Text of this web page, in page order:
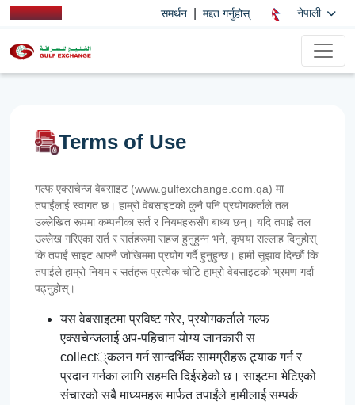
समर्थन मद्दत गर्नुहोस् नेपाली
Terms of Use
गल्फ एक्सचेन्ज वेबसाइट (www.gulfexchange.com.qa) मा
तपाईंलाई स्वागत छ। हाम्रो वेबसाइटको कुनै पनि प्रयोगकर्ताले तल
उल्लेखित रूपमा कम्पनीका सर्त र नियमहरूसँग बाध्य छन्। यदि तपाईं तल
उल्लेख गरिएका सर्त र सर्तहरूमा सहज हुनुहुन्न भने, कृपया सल्लाह दिनुहोस्
कि तपाईं साइट आफ्नै जोखिममा प्रयोग गर्दै हुनुहुन्छ। हामी सुझाव दिन्छौं कि
तपाईले हाम्रो नियम र सर्तहरू प्रत्येक चोटि हाम्रो वेबसाइटको भ्रमण गर्दा
पढ्नुहोस्।
यस वेबसाइटमा प्रविष्ट गरेर, प्रयोगकर्ताले गल्फ
एक्सचेन्जलाई अप-पहिचान योग्य जानकारी स
collect्कलन गर्न सान्दर्भिक सामग्रीहरू ट्र्याक गर्न र
प्रदान गर्नका लागि सहमति दिईरहेको छ। साइटमा भेटिएको
संचारको सबै माध्यमहरू मार्फत तपाईंले हामीलाई सम्पर्क